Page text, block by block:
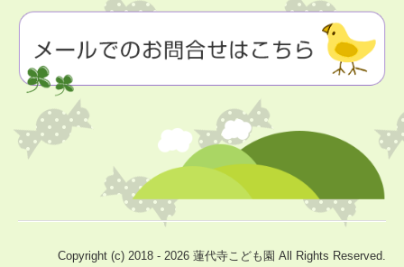
Copyright (c) 2018 - 2026 蓮代寺こども園 All Rights Reserved.